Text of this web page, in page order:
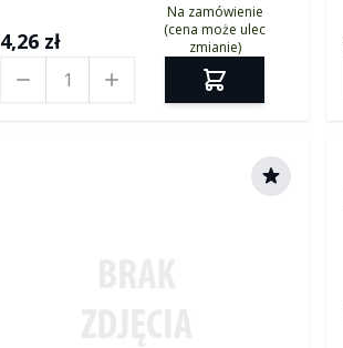
4,26 zł
Na zamówienie
(cena może ulec
zmianie)